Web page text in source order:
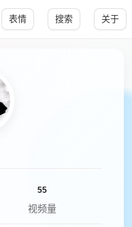
表情 搜索 关于
55
视频量